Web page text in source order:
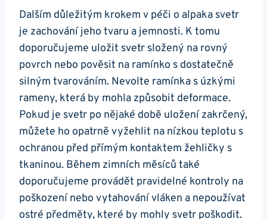
Dalším důležitým krokem v péči o alpaka svetr
je zachování jeho tvaru a jemnosti. K tomu ​
doporučujeme uložit svetr složený na rovný
povrch nebo pověsit na ramínko s dostatečně
silným tvarováním. Nevolte ramínka s úzkými
rameny, která by mohla způsobit deformace.
Pokud je svetr po nějaké době uložení zakrčený,
můžete ho opatrně vyžehlit na nízkou teplotu ⁢s
ochranou před přímým kontaktem žehličky s
tkaninou. Během ⁢zimních měsíců ⁤také
doporučujeme provádět pravidelné kontroly​ na
poškození nebo vytahování vláken a nepoužívat⁢
ostré předměty, které by mohly ‍svetr poškodit.